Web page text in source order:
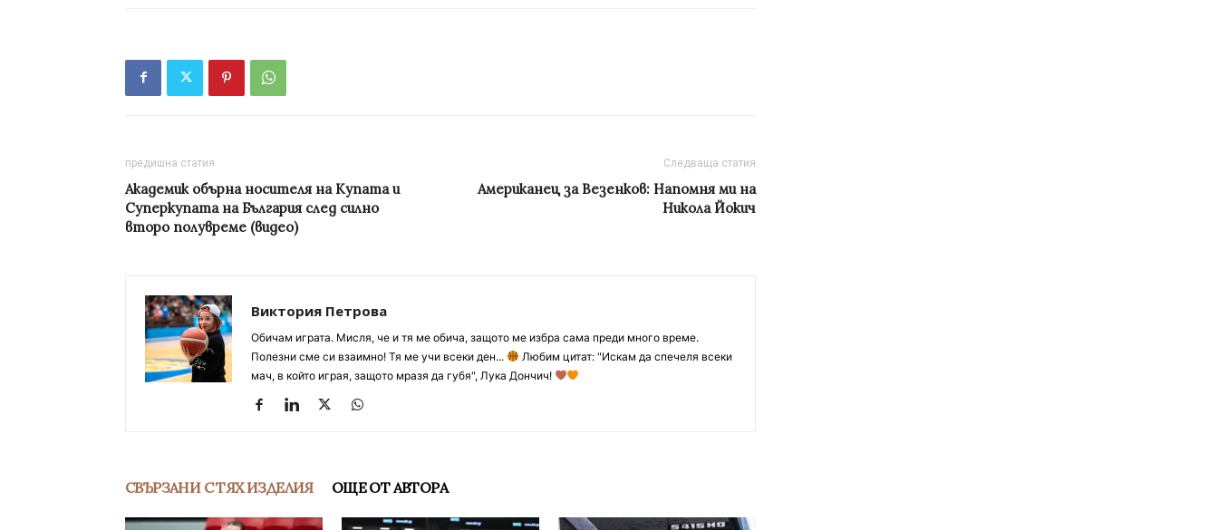
предишна статия
Академик обърна носителя на Купата и
Суперкупата на България след силно
второ полувреме (видео)
Следваща статия
Американец за Везенков: Напомня ми на
Никола Йокич
Виктория Петрова
Обичам играта. Мисля, че и тя ме обича, защото ме избра сама преди много време.
Полезни сме си взаимно! Тя ме учи всеки ден...
Любим цитат: "Искам да спечеля всеки
мач, в който играя, защото мразя да губя", Лука Дончич!
СВЪРЗАНИ С ТЯХ ИЗДЕЛИЯ ОЩЕ ОТ АВТОРА